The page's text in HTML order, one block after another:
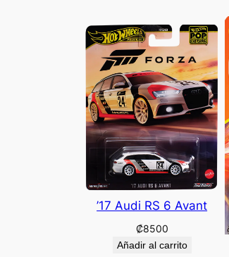
’17 Audi RS 6 Avant
₡8500
Añadir al carrito